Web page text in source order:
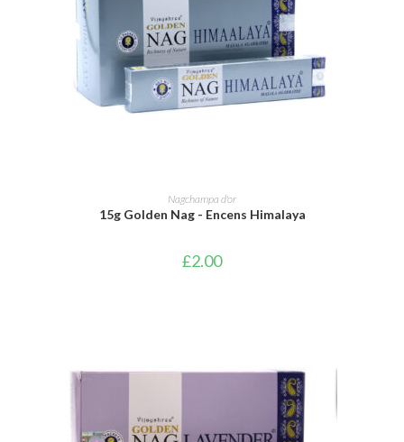
AJOUTER AU PANIER
Nagchampa d'or
15g Golden Nag - Encens Himalaya
£2.00